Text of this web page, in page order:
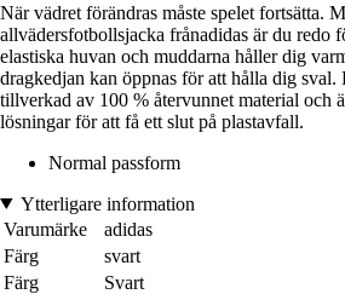
När vädret förändras måste spelet fortsätta.
allvädersfotbollsjacka frånadidas är du redo
elastiska huvan och muddarna håller dig
dragkedjan kan öppnas för att hålla dig sval.
tillverkad av 100 % återvunnet material och
lösningar för att få ett slut på plastavfall.
Normal passform
Ytterligare information
Varumärke
adidas
Färg
svart
Färg
Svart